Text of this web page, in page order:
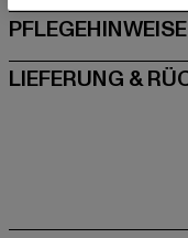
PFLEGEHINWEISE
LIEFERUNG &